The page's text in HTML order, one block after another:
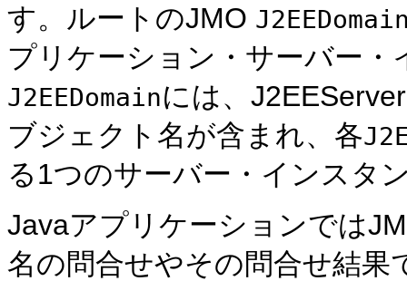
す。ルートのJMO
プリケーション・サーバー
J2EEDomainには、
ブジェクト名が含まれ、各
る1つのサーバー・インスタ
Javaアプリケーションでは
名の問合せやその問合せ結